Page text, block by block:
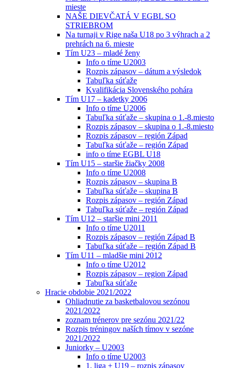
mieste
NAŠE DIEVČATÁ V EGBL SO
STRIEBROM
Na turnaji v Rige naša U18 po 3 výhrach a 2
prehrách na 6. mieste
Tím U23 – mladé ženy
Info o tíme U2003
Rozpis zápasov – dátum a výsledok
Tabuľka súťaže
Kvalifikácia Slovenského pohára
Tím U17 – kadetky 2006
Info o tíme U2006
Tabuľka súťaže – skupina o 1.-8.miesto
Rozpis zápasov – skupina o 1.-8.miesto
Rozpis zápasov – región Západ
Tabuľka súťaže – región Západ
info o tíme EGBL U18
Tím U15 – staršie žiačky 2008
Info o tíme U2008
Rozpis zápasov – skupina B
Tabuľka súťaže – skupina B
Rozpis zápasov – región Západ
Tabuľka súťaže – región Západ
Tím U12 – staršie mini 2011
Info o tíme U2011
Rozpis zápasov – región Západ B
Tabuľka súťaže – región Západ B
Tím U11 – mladšie mini 2012
Info o tíme U2012
Rozpis zápasov – region Západ
Tabuľka súťaže
Hracie obdobie 2021/2022
Ohliadnutie za basketbalovou sezónou
2021/2022
zoznam trénerov pre sezónu 2021/22
Rozpis tréningov naších tímov v sezóne
2021/2022
Juniorky – U2003
Info o tíme U2003
1. liga + U19 – rozpis zápasov